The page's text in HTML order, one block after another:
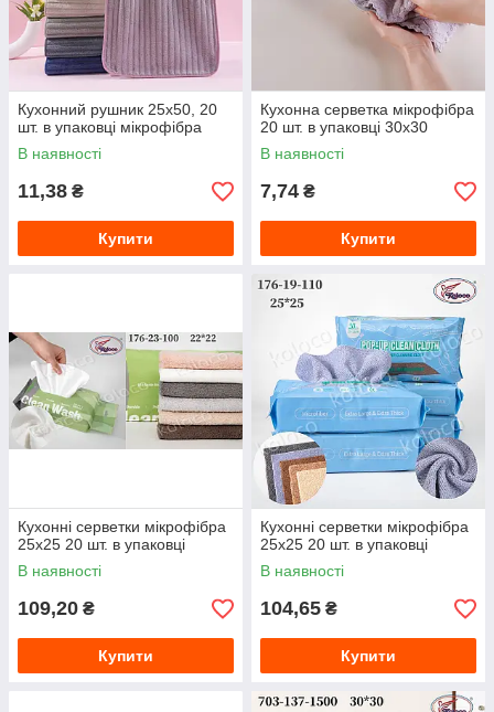
Кухонний рушник 25х50, 20
шт. в упаковці мікрофібра
В наявності
11,38 ₴
Купити
Кухонна серветка мікрофібра
20 шт. в упаковці 30х30
В наявності
7,74 ₴
Купити
Кухонні серветки мікрофібра
25х25 20 шт. в упаковці
В наявності
109,20 ₴
Купити
Кухонні серветки мікрофібра
25х25 20 шт. в упаковці
В наявності
104,65 ₴
Купити